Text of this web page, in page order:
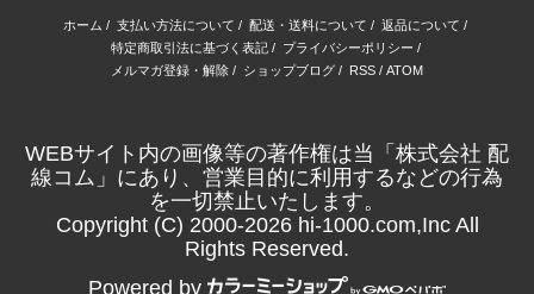
ホーム / 支払い方法について / 配送・送料について / 返品について /
特定商取引法に基づく表記/ プライバシーポリシー /
メルマガ登録・解除 / ショップブログ / RSS / ATOM
WEBサイト内の画像等の著作権は当「株式会社 配
線コム」にあり、営業目的に利用するなどの行為
を一切禁止いたします。
Copyright (C) 2000-2026 hi-1000.com,Inc All
Rights Reserved.
Powered by